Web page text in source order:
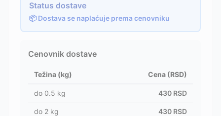
Status dostave
📦 Dostava se naplaćuje prema cenovniku
Cenovnik dostave
Težina (kg) Cena (RSD)
do 0.5 kg 430 RSD
do 2 kg 430 RSD